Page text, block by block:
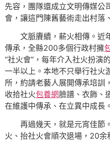
先容，團隊還成立文明傳媒公
會，讓這門陳舊藝術走出村落
文脈賡續，薪火相傳。近
傳承，全縣200多個行政村擁
“社火會”，每年介入社火扮演
一半以上。本地不只舉行社火
所，約請老藝人展開傳承培訓
收拾社火包養網臉譜、衣飾、
在維護中傳承、在立異中成長。
再過幾天，就是元宵佳節
火、抬社火會順次退場，20